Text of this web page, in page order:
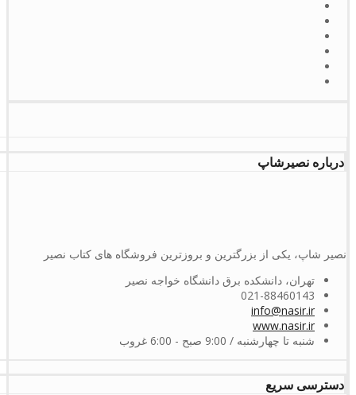
درباره نصیرشاپ
نصیر شاپ، یکی از بزرگترین و بروزترین فروشگاه های کتاب نصیر
تهران، دانشکده برق دانشگاه خواجه نصیر
021-88460143
info@nasir.ir
www.nasir.ir
شنبه تا چهارشنبه / 9:00 صبح - 6:00 غروب
دسترسی سریع